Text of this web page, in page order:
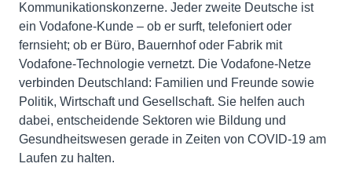
Kommunikationskonzerne. Jeder zweite Deutsche ist
ein Vodafone-Kunde – ob er surft, telefoniert oder
fernsieht; ob er Büro, Bauernhof oder Fabrik mit
Vodafone-Technologie vernetzt. Die Vodafone-Netze
verbinden Deutschland: Familien und Freunde sowie
Politik, Wirtschaft und Gesellschaft. Sie helfen auch
dabei, entscheidende Sektoren wie Bildung und
Gesundheitswesen gerade in Zeiten von COVID-19 am
Laufen zu halten.